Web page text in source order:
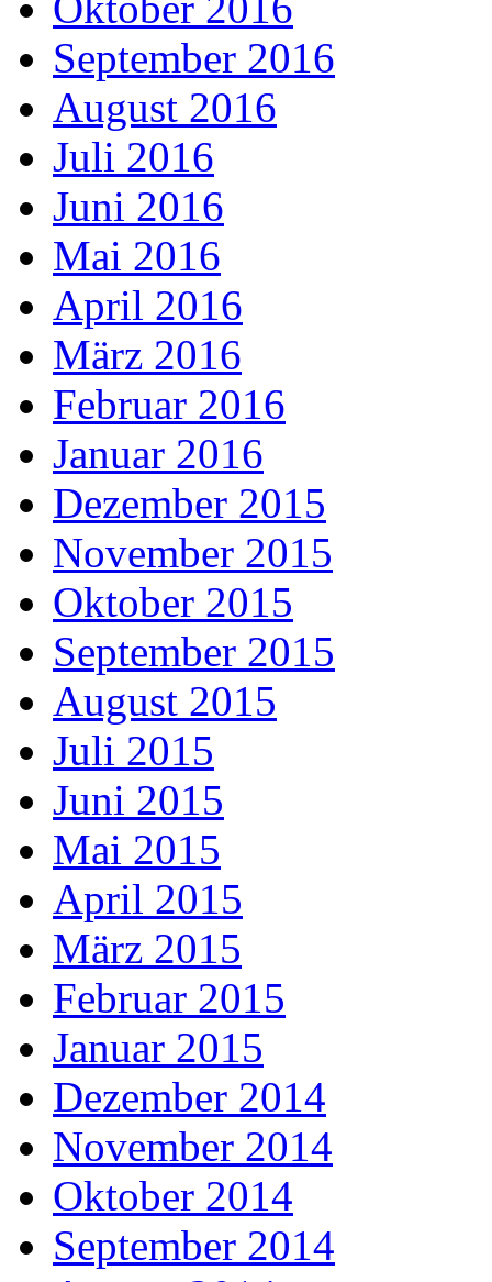
September 2016
August 2016
Juli 2016
Juni 2016
Mai 2016
April 2016
März 2016
Februar 2016
Januar 2016
Dezember 2015
November 2015
Oktober 2015
September 2015
August 2015
Juli 2015
Juni 2015
Mai 2015
April 2015
März 2015
Februar 2015
Januar 2015
Dezember 2014
November 2014
Oktober 2014
September 2014